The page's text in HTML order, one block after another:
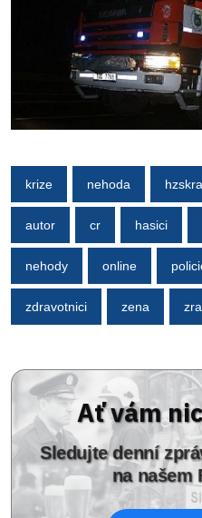
krize nehoda
autor cr hasici
nehody online
zdravotnici zena
Ať vám
Sledujte denní
na našem